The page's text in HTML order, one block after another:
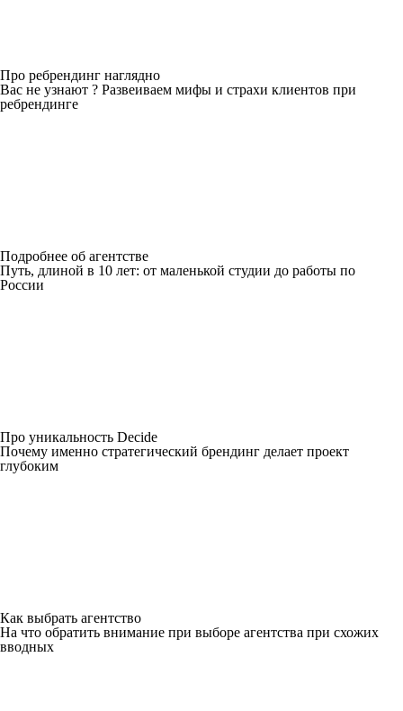
Про ребрендинг наглядно
Вас не узнают ? Развеиваем мифы и страхи клиентов при
ребрендинге
Подробнее об агентстве
Путь, длиной в 10 лет: от маленькой студии до работы по
России
Про уникальность Decide
Почему именно стратегический брендинг делает проект
глубоким
Как выбрать агентство
На что обратить внимание при выборе агентства при схожих
вводных